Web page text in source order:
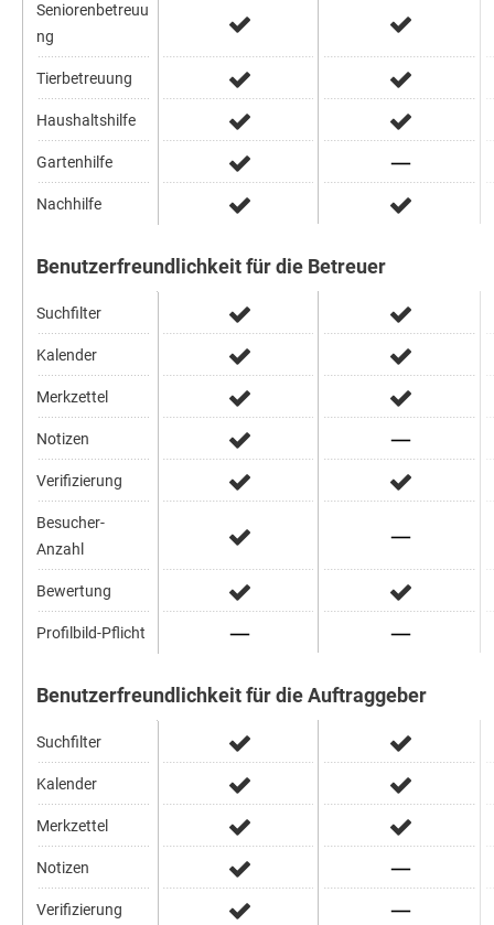
Seniorenbetreuu
ng
Tierbetreuung
Haushaltshilfe
Gartenhilfe
Nachhilfe
Benutzerfreundlichkeit für die Betreuer
Suchfilter
Kalender
Merkzettel
Notizen
Verifizierung
Besucher-
Anzahl
Bewertung
Profilbild-Pflicht
Benutzerfreundlichkeit für die Auftraggeber
Suchfilter
Kalender
Merkzettel
Notizen
Verifizierung